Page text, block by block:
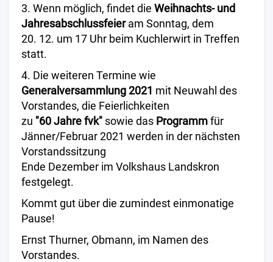
3. Wenn möglich, findet die Weihnachts- und
Jahresabschlussfeieram Sonntag, dem
20. 12. um 17 Uhr beim Kuchlerwirt in Treffen
statt.
4. Die weiteren Termine wie
Generalversammlung 2021 mit Neuwahl des
Vorstandes, die Feierlichkeiten
zu "60 Jahre fvk" sowie das Programmfür
Jänner/Februar 2021 werden in der nächsten
Vorstandssitzung
Ende Dezember im Volkshaus Landskron
festgelegt.
Kommt gut über die zumindest einmonatige
Pause!
Ernst Thurner, Obmann, im Namen des
Vorstandes.